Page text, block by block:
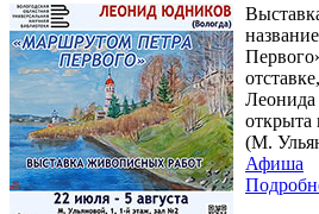
открыта
(М.
Афиша